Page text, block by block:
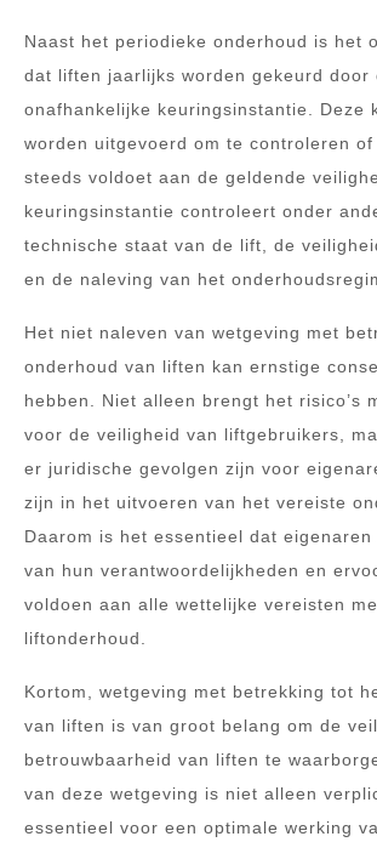
Naast het periodieke onderhoud is het
dat liften jaarlijks worden gekeurd door
onafhankelijke keuringsinstantie. Deze
worden uitgevoerd om te controleren
steeds voldoet aan de geldende
keuringsinstantie controleert onder
technische staat van de lift, de
en de naleving van het
Het niet naleven van wetgeving met
onderhoud van liften kan ernstige
hebben. Niet alleen brengt het risico’s
voor de veiligheid van liftgebruikers,
er juridische gevolgen zijn voor
zijn in het uitvoeren van het vereiste
Daarom is het essentieel dat eigenaren
van hun verantwoordelijkheden en
voldoen aan alle wettelijke vereisten
liftonderhoud.
Kortom, wetgeving met betrekking tot
van liften is van groot belang om de
betrouwbaarheid van liften te
van deze wetgeving is niet alleen
essentieel voor een optimale werking